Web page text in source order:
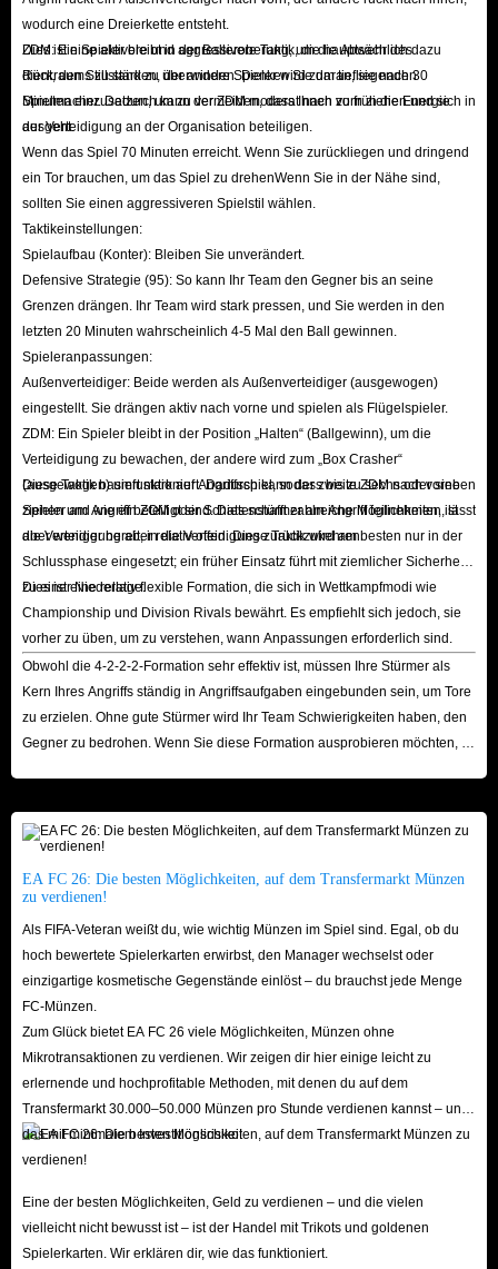
wodurch eine Dreierkette entsteht.
ZDM: Ein Spieler bleibt in der Balleroberung, um die Abwehr des
Rückraums zu stärken, der andere Spieler wird zum tiefliegenden
Spielmacher. Dadurch kann der ZDM moderat nach vorn ziehen und sich in
der Verteidigung an der Organisation beteiligen.
Dies ist eine aktivere und aggressivere Taktik, die hauptsächlich dazu
dient, den Stillstand zu überwinden. Denken Sie daran, sie nach 30
Minuten einzusetzen, um zu vermeiden, dass Ihnen zu früh die Energie
ausgeht.
Wenn das Spiel 70 Minuten erreicht. Wenn Sie zurückliegen und dringend
ein Tor brauchen, um das Spiel zu drehenWenn Sie in der Nähe sind,
sollten Sie einen aggressiveren Spielstil wählen.
Taktikeinstellungen:
Spielaufbau (Konter): Bleiben Sie unverändert.
Defensive Strategie (95): So kann Ihr Team den Gegner bis an seine
Grenzen drängen. Ihr Team wird stark pressen, und Sie werden in den
letzten 20 Minuten wahrscheinlich 4-5 Mal den Ball gewinnen.
Spieleranpassungen:
Außenverteidiger: Beide werden als Außenverteidiger (ausgewogen)
eingestellt. Sie drängen aktiv nach vorne und spielen als Flügelspieler.
ZDM: Ein Spieler bleibt in der Position „Halten“ (Ballgewinn), um die
Verteidigung zu bewachen, der andere wird zum „Box Crasher“
(ausgewogen) umfunktioniert. Dadurch kann der zweite ZDM nach vorne
ziehen und wie ein ZOM oder Schattenstürmer am Angriff teilnehmen, ist
aber weniger bereit, in die Verteidigung zurückzukehren.
Diese Taktik basiert stark auf Angriffsspiel, sodass bis zu sechs oder sieben
Spieler am Angriff beteiligt sind. Dies schafft zahlreiche Möglichkeiten, lässt
die Verteidigung aber relativ offen. Diese Taktik wird am besten nur in der
Schlussphase eingesetzt; ein früher Einsatz führt mit ziemlicher Sicherheit
zu einer Niederlage.
Dies ist eine relativ flexible Formation, die sich in Wettkampfmodi wie
Championship und Division Rivals bewährt. Es empfiehlt sich jedoch, sie
vorher zu üben, um zu verstehen, wann Anpassungen erforderlich sind.
Obwohl die 4-2-2-2-Formation sehr effektiv ist, müssen Ihre Stürmer als
Kern Ihres Angriffs ständig in Angriffsaufgaben eingebunden sein, um Tore
zu erzielen. Ohne gute Stürmer wird Ihr Team Schwierigkeiten haben, den
Gegner zu bedrohen. Wenn Sie diese Formation ausprobieren möchten,
EA FC 26: Die besten Möglichkeiten, auf dem Transfermarkt Münzen
zu verdienen!
Als FIFA-Veteran weißt du, wie wichtig Münzen im Spiel sind. Egal, ob du
hoch bewertete Spielerkarten erwirbst, den Manager wechselst oder
einzigartige kosmetische Gegenstände einlöst – du brauchst jede Menge
FC-Münzen.
Zum Glück bietet EA FC 26 viele Möglichkeiten, Münzen ohne
Mikrotransaktionen zu verdienen. Wir zeigen dir hier einige leicht zu
erlernende und hochprofitable Methoden, mit denen du auf dem
Transfermarkt 30.000–50.000 Münzen pro Stunde verdienen kannst – und
das mit minimalem Investitionsrisiko!
Eine der besten Möglichkeiten, Geld zu verdienen – und die vielen
vielleicht nicht bewusst ist – ist der Handel mit Trikots und goldenen
Spielerkarten. Wir erklären dir, wie das funktioniert.